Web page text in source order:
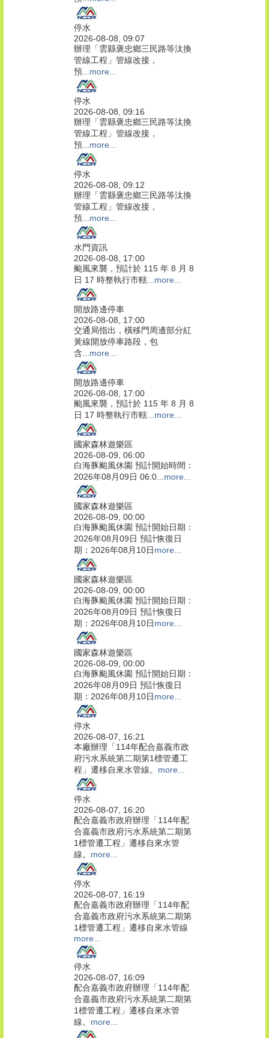
停水
2026-08-08, 09:07
辦理「雲縣褒忠鄉三民路等汰換
管線工程」管線改接，
預... more...
停水
2026-08-08, 09:16
辦理「雲縣褒忠鄉三民路等汰換
管線工程」管線改接，
預... more...
停水
2026-08-08, 09:12
辦理「雲縣褒忠鄉三民路等汰換
管線工程」管線改接，
預... more...
水門資訊
2026-08-08, 17:00
颱風來襲，預計於 115 年 8 月 8
日 17 時整執行市轄... more...
開放路邊停車
2026-08-08, 17:00
交通局指出，橫移門周邊部分紅
黃線開放停車路段，包
含... more...
開放路邊停車
2026-08-08, 17:00
颱風來襲，預計於 115 年 8 月 8
日 17 時整執行市轄... more...
國家森林遊樂區
2026-08-09, 06:00
白海豚颱風休園 預計開始時間：
2026年08月09日 06:0... more...
國家森林遊樂區
2026-08-09, 00:00
白海豚颱風休園 預計開始日期：
2026年08月09日 預計恢復日
期：2026年08月10日more...
國家森林遊樂區
2026-08-09, 00:00
白海豚颱風休園 預計開始日期：
2026年08月09日 預計恢復日
期：2026年08月10日more...
國家森林遊樂區
2026-08-09, 00:00
白海豚颱風休園 預計開始日期：
2026年08月09日 預計恢復日
期：2026年08月10日more...
停水
2026-08-07, 16:21
本廠辦理「114年配合嘉義市政
府污水系統第二期第1標管遷工
程」遷移自來水管線。 more...
停水
2026-08-07, 16:20
配合嘉義市政府辦理「114年配
合嘉義市政府污水系統第二期第
1標管遷工程」遷移自來水管
線。 more...
停水
2026-08-07, 16:19
配合嘉義市政府辦理「114年配
合嘉義市政府污水系統第二期第
1標管遷工程」遷移自來水管線
more...
停水
2026-08-07, 16:09
配合嘉義市政府辦理「114年配
合嘉義市政府污水系統第二期第
1標管遷工程」遷移自來水管
線。 more...